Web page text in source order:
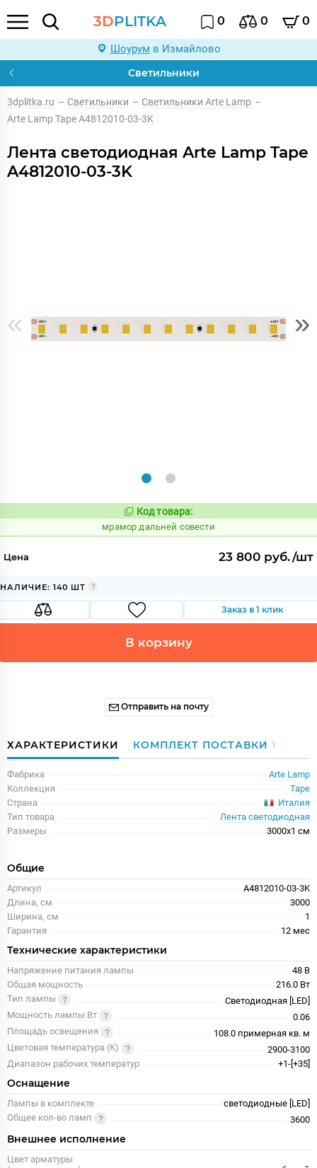
3DPLITKA 0 0 0
Шоурум в Измайлово
Светильники
3dplitka.ru – Светильники – Светильники Arte Lamp –
Arte Lamp Tape A4812010-03-3K
Лента светодиодная Arte Lamp Tape
A4812010-03-3K
« »
Код:
1065523
Код товара:
мрамор дальней совести
Цена 23 800 руб./шт
НАЛИЧИЕ: 140 ШТ
Заказ в 1 клик
В корзину
Отправить на почту
ХАРАКТЕРИСТИКИ КОМПЛЕКТ ПОСТАВКИ 1
Фабрика
Arte Lamp
Коллекция
Tape
Страна
Италия
Тип товара
Лента светодиодная
Размеры
3000x1 см
Общие
Артикул
A4812010-03-3K
Длина, см
3000
Ширина, см
1
Гарантия
12 меc
Технические характеристики
Напряжение питания лампы
48 В
Общая мощность
216.0 Вт
Тип лампы
Светодиодная [LED]
Мощность лампы Вт
0.06
Площадь освещения
108.0 примерная кв. м
Цветовая температура (К)
2900-3100
Диапазон рабочих температур
+1-[+35]
Оснащение
Лампы в комплекте
светодиодные [LED]
Общее кол-во ламп
3600
Внешнее исполнение
Цвет арматуры